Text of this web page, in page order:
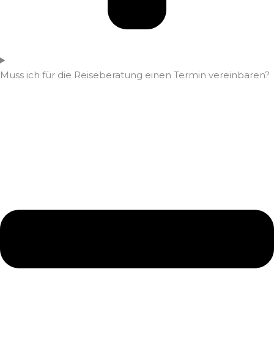
Muss ich für die Reiseberatung einen Termin vereinbaren?